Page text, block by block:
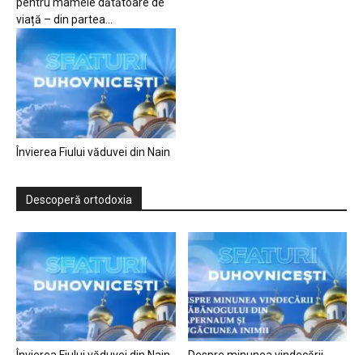
pentru mamele dătătoare de
viață – din partea...
Învierea Fiului văduvei din Nain
Descoperă ortodoxia